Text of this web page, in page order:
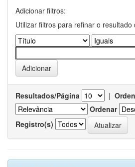
Adicionar filtros:
Utilizar filtros para refinar o resultado
Resultados/Página |
Ordenar
Registro(s)